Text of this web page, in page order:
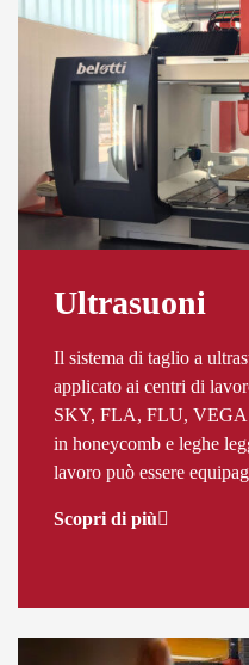
Ultrasuoni
Il sistema di taglio a
applicato ai centri di
SKY, FLA, FLU, VEGA
in honeycomb e leghe
lavoro può essere
Scopri di più